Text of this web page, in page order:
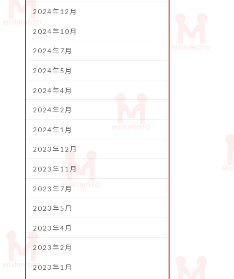
2024年12月
2024年10月
2024年7月
2024年5月
2024年4月
2024年2月
2024年1月
2023年12月
2023年11月
2023年7月
2023年5月
2023年4月
2023年2月
2023年1月